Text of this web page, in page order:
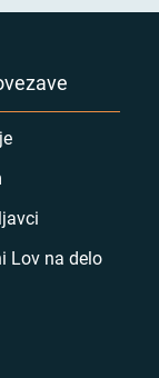
Lov na delo